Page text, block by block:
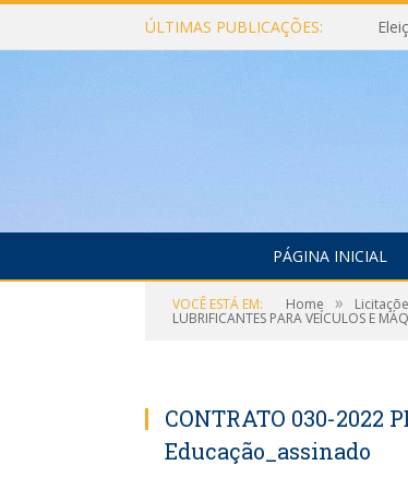
ÚLTIMAS PUBLICAÇÕES:
PÁGINA INICIAL
VOCÊ ESTÁ EM: Home »
LUBRIFICANTES PARA VEÍCULOS E
CONTRATO 030-2022
Educação_assinado